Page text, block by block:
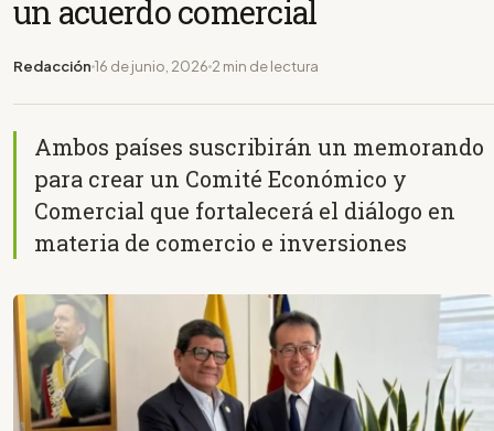
un acuerdo comercial
Redacción 16 de junio, 2026 2 min de lectura
Ambos países suscribirán un memorando
para crear un Comité Económico y
Comercial que fortalecerá el diálogo en
materia de comercio e inversiones